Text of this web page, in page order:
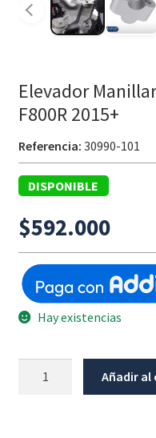
Elevador
F800R 2015+
Referencia: 30990-101
DISPONIBLE
$592.000
Hay existencias
Añadir